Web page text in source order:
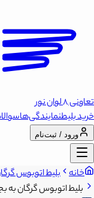
تعاونی 8 لوان نور
خرید بلیطنمایندگی‌ها
ورود / ثبت‌نام
خانه بلیط اتوبوس
بلیط اتوبوس گرگان به